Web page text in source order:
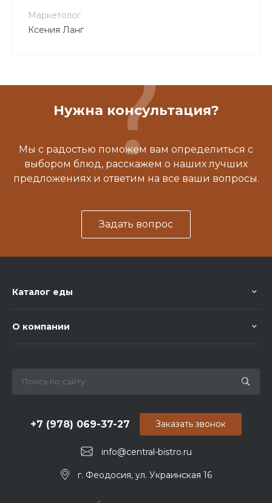
Маркетолог
Ксения Ланг
Нужна консультация?
Мы с радостью поможем вам определиться с
выбором блюд, расскажем о наших лучших
предложениях и ответим на все ваши вопросы.
Задать вопрос
Каталог еды
О компании
info@central-bistro.ru
+7 (978) 069-37-27
г. Феодосия, ул. Украинская 16
Заказать звонок